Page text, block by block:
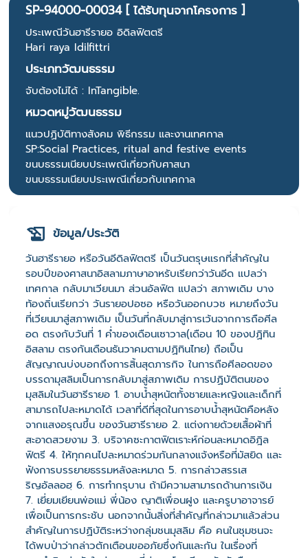
SP-94000-00034 [ ได้รับทุนจากโครงการ ]
ประเพณีวันฮารีรายอ อิดิลฟิตตรี
Hari raya Idilfittri
ประเภทวัฒนธรรม
จับต้องไม่ได้ : InTangible.
หมวดหมู่วัฒนธรรม
แนวปฏิบัติทางสังคม พิธีกรรม และงานเทศกาล
SP:Social Practices, ritual and festive events
ขนบธรรมเนียบประเพณีเกี่ยวกับศาสนา
ขนบธรรมเนียบประเพณีเกี่ยวกับเทศกาล
ข้อมูล/ประวัติ
วันฮารีรายอ หรือวันอีดิลฟิตตรี เป็นวันตรุษแรกที่สำคัญใน
รอบปีของศาสนาอิสลามภาษาอาหรับเรียกว่าวันอีด แปลว่า
เทศกาล กลับมาเวียนมา ส่วนอัลฟิต แปลว่า สภาพเดิม บาง
ท้องถิ่นเรียกว่า วันรายอปอซอ หรือวันออกบวช หมายถึงวัน
ที่เวียนมาสู่สภาพเดิม เป็นวันที่กลับมาสู่การเว้นจากการถือศีล
อด ตรงกับวันที่ 1 ค่ำของเดือนเซาวาล(เดือน 10 ของปฏิทิน
อิสลาม ตรงกันเดือนธันวาคมตามปฏิทินไทย) ถือเป็น
สัญญาณบ่งบอกถึงการสิ้นสุดภารกิจ ในการถือศีลอดของ
บรรดามุสลิมเป็นการกลับมาสู่สภาพเดิม การปฏิบัติตนของ
มุสลิมในวันฮารีรายอ 1. อาบน้ำสุหนัตทั้งชายและหญิงและเด็กที่
สามารถไปละหมาดได้ เวลาที่ดีที่สุดในการอาบน้ำสุหนัตคือหลัง
จากแสงอรุณขึ้น ของวันฮารีรายอ 2. แต่งกายด้วยเสื้อผ้าที่
สะอาดสวยงาม 3. บริจาคซะกาตฟิตเราะห์ก่อนละหมาดอิฎิล
ฟิตรี 4. ให้ทุกคนไปละหมาดร่วมกันกลางแจ้งหรือที่มัสยิด และ
ฟังการบรรยายธรรมหลังละหมาด 5. การกล่าวสรรเส
ริญอัลลอฮฺ 6. การทำกรุบาน ถ้ามีความสามารถด้านการเงิน
7. เยี่ยมเยียนพ่อแม่ พี่น้อง ญาติเพื่อนฝูง และครูบาอาจารย์
เพื่อเป็นการกระชับ นอกจากนั้นสิ่งที่สำคัญที่กล่าวมาแล้วส่วน
สำคัญในการปฏิบัติระหว่างกลุ่มชนมุสลิม คือ คนในชุมชนจะ
ได้พบป่าว่ากล่าวตักเตือนขออภัยซึ่งกันและกัน ในเรื่องที่